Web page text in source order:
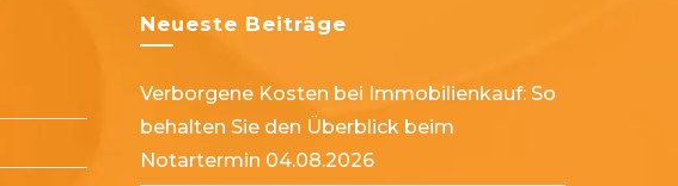
Neueste Beiträge
Verborgene Kosten bei Immobilienkauf: So
behalten Sie den Überblick beim
Notartermin 04.08.2026